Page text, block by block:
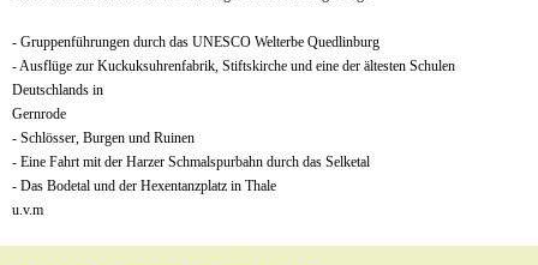
- Gruppenführungen durch das UNESCO Welterbe Quedlinburg
- Ausflüge zur Kuckuksuhrenfabrik, Stiftskirche und eine der ältesten Schulen
Deutschlands in
Gernrode
- Schlösser, Burgen und Ruinen
- Eine Fahrt mit der Harzer Schmalspurbahn durch das Selketal
- Das Bodetal und der Hexentanzplatz in Thale
u.v.m